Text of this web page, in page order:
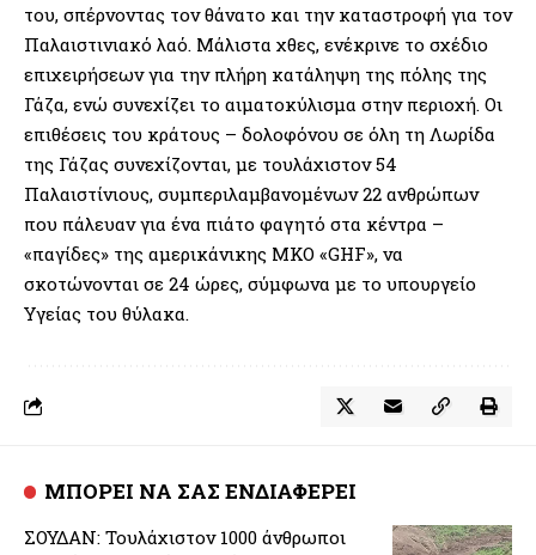
του, σπέρνοντας τον θάνατο και την καταστροφή για τον
Παλαιστινιακό λαό. Μάλιστα χθες, ενέκρινε το σχέδιο
επιχειρήσεων για την πλήρη κατάληψη της πόλης της
Γάζα, ενώ συνεχίζει το αιματοκύλισμα στην περιοχή. Οι
επιθέσεις του κράτους – δολοφόνου σε όλη τη Λωρίδα
της Γάζας συνεχίζονται, με τουλάχιστον 54
Παλαιστίνιους, συμπεριλαμβανομένων 22 ανθρώπων
που πάλευαν για ένα πιάτο φαγητό στα κέντρα –
«παγίδες» της αμερικάνικης ΜΚΟ «GHF», να
σκοτώνονται σε 24 ώρες, σύμφωνα με το υπουργείο
Υγείας του θύλακα.
ΜΠΟΡΕΙ ΝΑ ΣΑΣ ΕΝΔΙΑΦΕΡΕΙ
ΣΟΥΔΑΝ: Τουλάχιστον 1000 άνθρωποι